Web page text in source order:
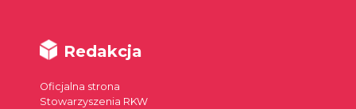
Redakcja
Oficjalna strona
Stowarzyszenia RKW